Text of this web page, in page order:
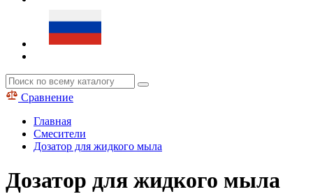
Сравнение
Главная
Смесители
Дозатор для жидкого мыла
Дозатор для жидкого мыла